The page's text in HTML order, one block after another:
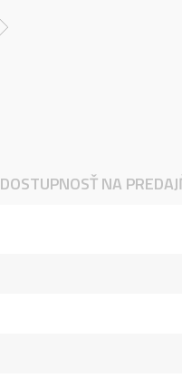
DOSTUPNOSŤ NA